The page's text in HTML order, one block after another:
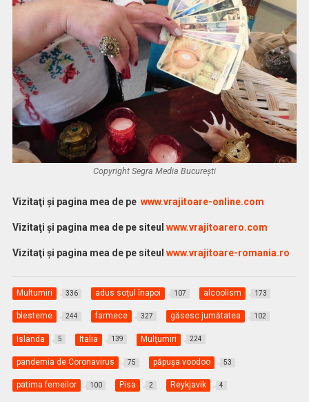
Copyright Segra Media București
Vizitaţi şi pagina mea de pe www.vrajitoare-online.com
Vizitaţi şi pagina mea de pe siteul www.vrajitoarero.com
Vizitaţi şi pagina mea de pe siteul www.vrajitoare-romania.ro
Multumiri 336 adus soţul înapoi 107 alcoolism 173
blesteme 244 farmece 327 găsesc jumătatea 102
Islanda 5 Italia 139 Mulţumiri 224
pandemia de Coronavirus 75 păpuşa voodoo 53
patima femeilor 100 Pisa 2 Reykjavik 4